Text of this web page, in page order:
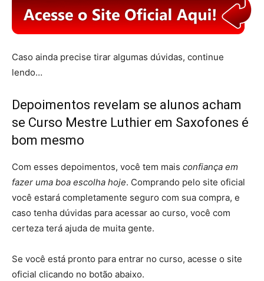
Caso ainda precise tirar algumas dúvidas, continue
lendo…
Depoimentos revelam se alunos acham
se Curso Mestre Luthier em Saxofones é
bom mesmo
Com esses depoimentos, você tem mais confiança em
fazer uma boa escolha hoje. Comprando pelo site oficial
você estará completamente seguro com sua compra, e
caso tenha dúvidas para acessar ao curso, você com
certeza terá ajuda de muita gente.
Se você está pronto para entrar no curso, acesse o site
oficial clicando no botão abaixo.